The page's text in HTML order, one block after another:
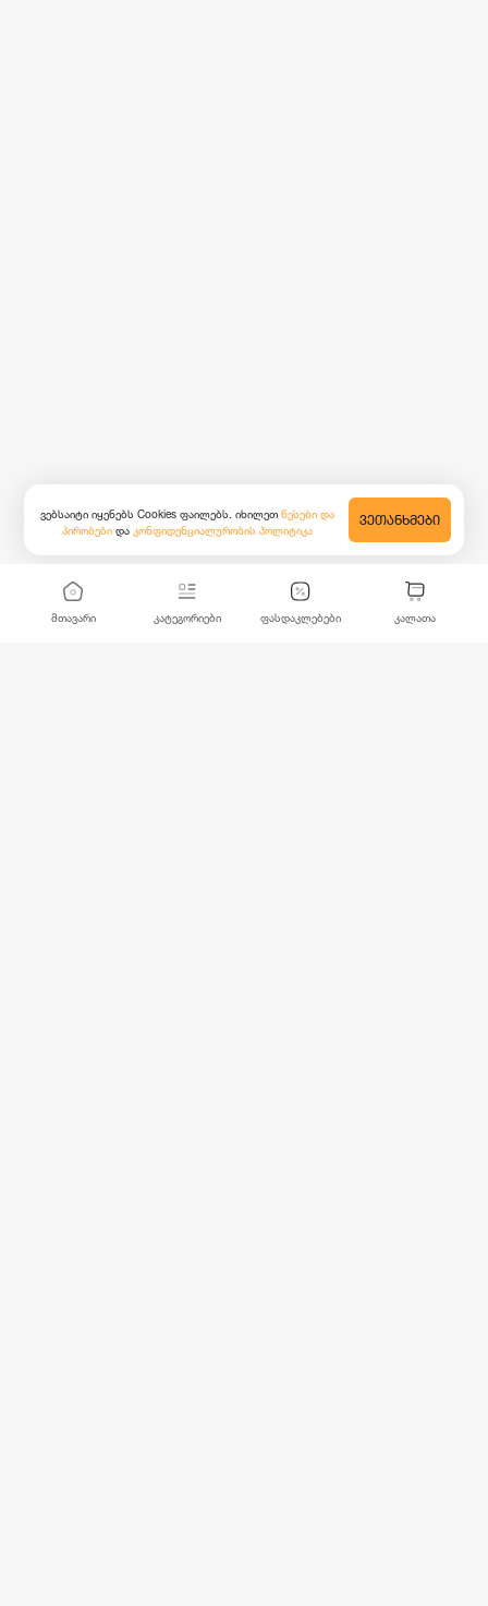
მთავარი კატეგორიები ფასდაკლებები კალათა
ვებსაიტი იყენებს Cookies ფაილებს. იხილეთ წესები და
პირობები და კონფიდენციალურობის პოლიტიკა
ᲕᲔᲗᲐᲜᲮᲛᲔᲑᲘ